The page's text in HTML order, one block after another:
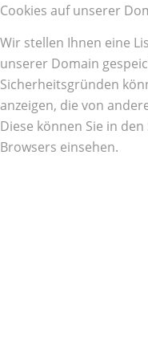
Cookies auf unserer
Wir stellen Ihnen eine
unserer Domain
Sicherheitsgründen
anzeigen, die von
Diese können Sie in
Browsers einsehen.